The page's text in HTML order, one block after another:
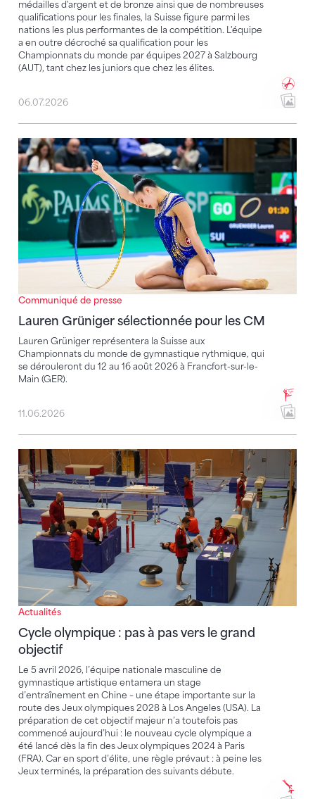
médailles d'argent et de bronze ainsi que de nombreuses
qualifications pour les finales, la Suisse figure parmi les
nations les plus performantes de la compétition. L'équipe
a en outre décroché sa qualification pour les
Championnats du monde par équipes 2027 à Salzbourg
(AUT), tant chez les juniors que chez les élites.
06.07.2026
Communiqué de presse
Lauren Grüniger sélectionnée pour les CM
Lauren Grüniger représentera la Suisse aux
Championnats du monde de gymnastique rythmique, qui
se dérouleront du 12 au 16 août 2026 à Francfort-sur-le-
Main (GER).
Lauren Grüniger sélectionnée pour les CM
11.06.2026
Actualités
Cycle olympique : pas à pas vers le grand
objectif
Le 5 avril 2026, l’équipe nationale masculine de
gymnastique artistique entamera un stage
d’entraînement en Chine – une étape importante sur la
route des Jeux olympiques 2028 à Los Angeles (USA). La
préparation de cet objectif majeur n’a toutefois pas
commencé aujourd’hui : le nouveau cycle olympique a
été lancé dès la fin des Jeux olympiques 2024 à Paris
(FRA). Car en sport d’élite, une règle prévaut : à peine les
Jeux terminés, la préparation des suivants débute.
Cycle olympique : pas à pas vers le grand objectif